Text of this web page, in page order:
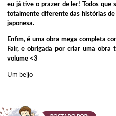
eu já tive o prazer de ler! Todos que
totalmente diferente das histórias
japonesa.
Enfim, é uma obra mega completa
Fair, e obrigada por criar uma
volume <3
Um beijo